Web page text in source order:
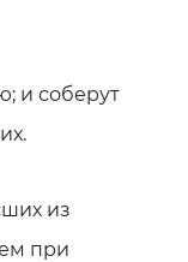
и соберут
из
при